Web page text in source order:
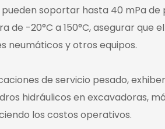
soportar hasta 40 mPa
-20°C a 150°C, asegurar que
neumáticos y otros equipos.
de servicio pesado,
hidráulicos en excavadoras,
los costos operativos.